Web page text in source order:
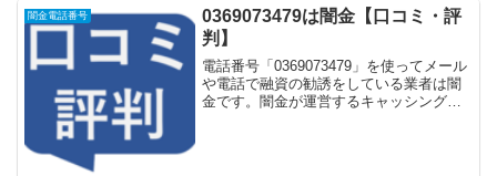
闇金電話番号
0369073479は闇金【口コミ・評
判】
電話番号「0369073479」を使ってメール
や電話で融資の勧誘をしている業者は闇
金です。闇金が運営するキャッシング一